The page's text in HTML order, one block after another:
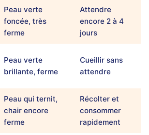
Peau verte
foncée, très
ferme
Attendre
encore 2 à 4
jours
Peau verte
brillante, ferme
Cueillir sans
attendre
Peau qui ternit,
chair encore
ferme
Récolter et
consommer
rapidement